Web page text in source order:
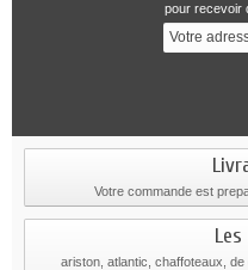
pour recevoir
Votre commande est
ariston, atlantic, chaffoteaux,